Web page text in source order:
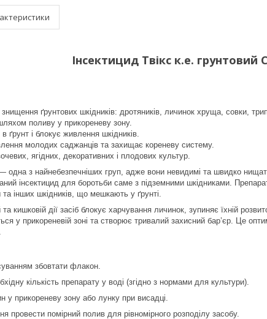
Інсектицид Твікс к.е.
ґрунтових шкідників: дротяників, личинок хруща, совки,
поливу у прикореневу зону.
ґрунт і блокує живлення шкідників.
молодих саджанців та захищає кореневу систему.
ягідних, декоративних і плодових культур.
— одна з найнебезпечніших груп, адже вони невидимі та швидко
інсектицид для боротьби саме з підземними шкідниками.
та інших шкідників, що мешкають у ґрунті.
та кишковій дії засіб блокує харчування личинок, зупиняє їхній
у прикореневій зоні та створює тривалий захисний бар’єр. Це
збовтати флакон.
кількість препарату у воді (згідно з нормами для культури).
у прикореневу зону або лунку при висадці.
провести помірний полив для рівномірного розподілу засобу.